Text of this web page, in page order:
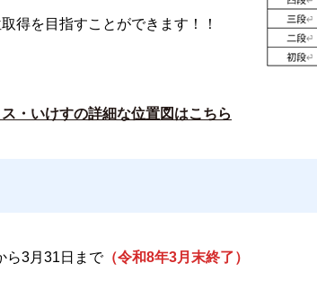
得を目指すことができます！！
・いけすの詳細な位置図はこちら
ら3月31日まで（令和8年3月末終了）